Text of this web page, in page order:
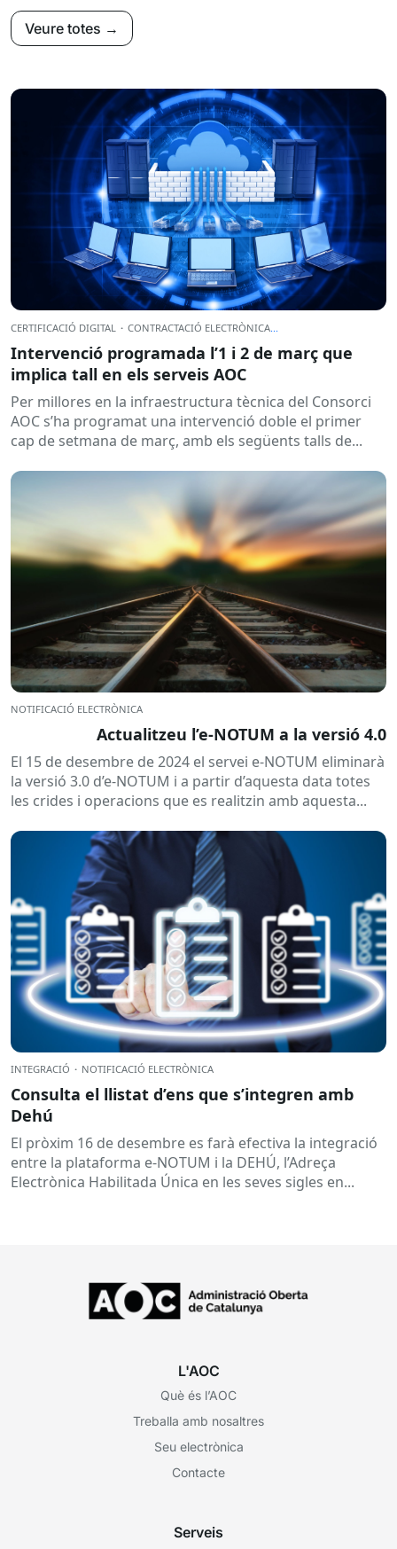
Veure totes →
CERTIFICACIÓ DIGITAL · CONTRACTACIÓ ELECTRÒNICA
Intervenció programada l’1 i 2 de març que
implica tall en els serveis AOC
Per millores en la infraestructura tècnica del Consorci
AOC s’ha programat una intervenció doble el primer
cap de setmana de març, amb els següents talls de...
NOTIFICACIÓ ELECTRÒNICA
Actualitzeu l’e-NOTUM a la versió 4.0
El 15 de desembre de 2024 el servei e-NOTUM eliminarà
la versió 3.0 d’e-NOTUM i a partir d’aquesta data totes
les crides i operacions que es realitzin amb aquesta...
INTEGRACIÓ · NOTIFICACIÓ ELECTRÒNICA
Consulta el llistat d’ens que s’integren amb
Dehú
El pròxim 16 de desembre es farà efectiva la integració
entre la plataforma e-NOTUM i la DEHÚ, l’Adreça
Electrònica Habilitada Única en les seves sigles en...
L'AOC
Què és l’AOC
Treballa amb nosaltres
Seu electrònica
Contacte
Serveis